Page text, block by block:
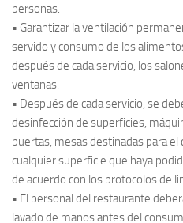
personas.
• Garantizar la ventilación
servido y consumo de los
después de cada servicio, los
ventanas.
• Después de cada servicio, se
desinfección de superficies,
puertas, mesas destinadas para
cualquier superficie que haya
de acuerdo con los protocolos de
• El personal del restaurante
lavado de manos antes del